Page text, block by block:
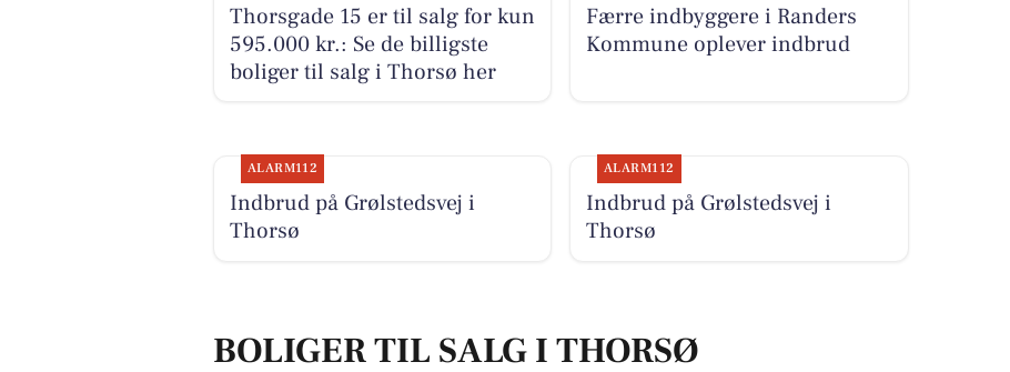
Thorsgade 15 er til salg for kun
595.000 kr.: Se de billigste
boliger til salg i Thorsø her
Færre indbyggere i Randers
Kommune oplever indbrud
ALARM112
Indbrud på Grølstedsvej i
Thorsø
ALARM112
Indbrud på Grølstedsvej i
Thorsø
BOLIGER TIL SALG I THORSØ